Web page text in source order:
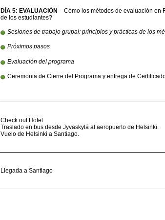
DÍA 5: EVALUACIÓN – Cómo los métodos de evaluación en
de los estudiantes?
Sesiones de trabajo grupal: principios y prácticas de los
Próximos pasos
Evaluación del programa
Ceremonia de Cierre del Programa y entrega de
Check out Hotel
Traslado en bus desde Jyväskylä al aeropuerto de Helsinki.
Vuelo de Helsinki a Santiago.
Llegada a Santiago